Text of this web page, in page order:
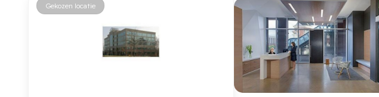
Gekozen locatie